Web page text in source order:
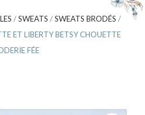
/SWEATS /SWEATS BRODÉS /
ET LIBERTY BETSY CHOUETTE
FÉE